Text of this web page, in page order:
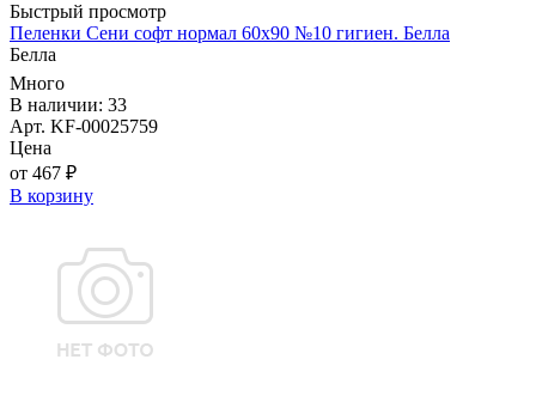
Быстрый просмотр
Пеленки Сени софт нормал 60х90 №10 гигиен. Белла
Белла
Много
В наличии: 33
Арт. KF-00025759
Цена
от 467 ₽
В корзину